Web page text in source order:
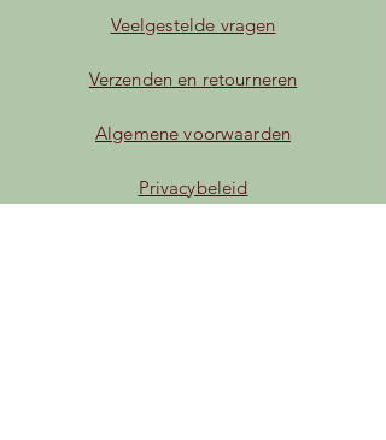
Veelgestelde vragen
Verzenden en retourneren
Algemene voorwaarden
Privacybeleid